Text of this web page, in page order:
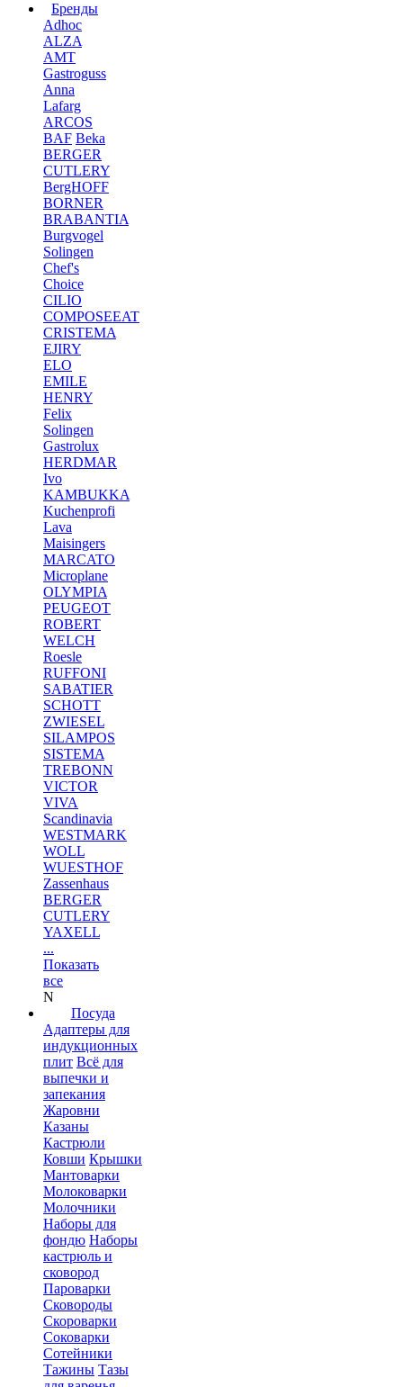
Бренды
Adhoc
ALZA
AMT
Gastroguss
Anna
Lafarg
ARCOS
BAF Beka
BERGER
CUTLERY
BergHOFF
BORNER
BRABANTIA
Burgvogel
Solingen
Chef's
Choice
CILIO
COMPOSEEAT
CRISTEMA
EJIRY
ELO
EMILE
HENRY
Felix
Solingen
Gastrolux
HERDMAR
Ivo
KAMBUKKA
Kuchenprofi
Lava
Maisingers
MARCATO
Microplane
OLYMPIA
PEUGEOT
ROBERT
WELCH
Roesle
RUFFONI
SABATIER
SCHOTT
ZWIESEL
SILAMPOS
SISTEMA
TREBONN
VICTOR
VIVA
Scandinavia
WESTMARK
WOLL
WUESTHOF
Zassenhaus
BERGER
CUTLERY
YAXELL
...
Показать
все
N
Посуда
Адаптеры для
индукционных
плит Всё для
выпечки и
запекания
Жаровни
Казаны
Кастрюли
Ковши Крышки
Мантоварки
Молоковарки
Молочники
Наборы для
фондю Наборы
кастрюль и
сковород
Пароварки
Сковороды
Скороварки
Соковарки
Сотейники
Тажины Тазы